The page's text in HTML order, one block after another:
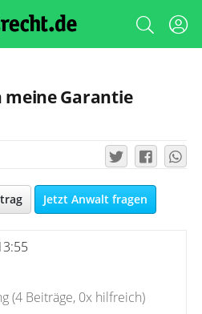
meine Garantie
Jetzt Anwalt fragen
(4 Beiträge, 0x hilfreich)